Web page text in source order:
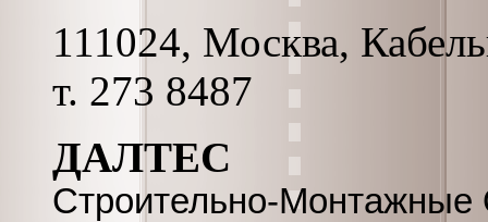
111024, Москва,
т. 273 8487
ДАЛТЕС
Строительно-Монтажные